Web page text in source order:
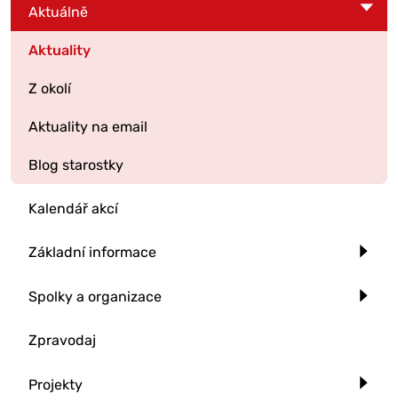
Aktuálně
Aktuality
Z okolí
Aktuality na email
Blog starostky
Kalendář akcí
Základní informace
Spolky a organizace
Zpravodaj
Projekty